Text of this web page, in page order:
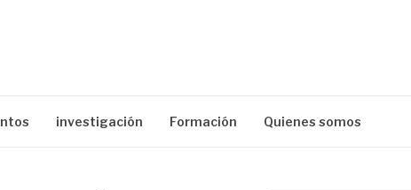
investigación Formación Quienes somos